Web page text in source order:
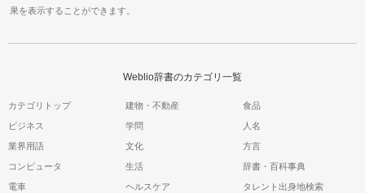
果を表示することができます。
Weblio辞書のカテゴリ一覧
カテゴリトップ 建物・不動産 食品
ビジネス 学問 人名
業界用語 文化 方言
コンピュータ 生活 辞書・百科事典
電車 ヘルスケア タレント出身地検索